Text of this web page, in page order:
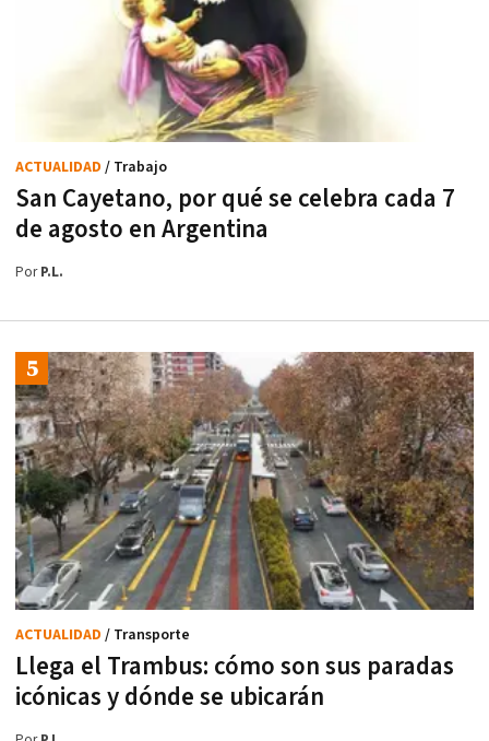
San Cayetano, por qué se celebra cada 7
de agosto en Argentina
ACTUALIDAD / Trabajo
PorP.L.
Llega el Trambus: cómo son sus paradas
icónicas y dónde se ubicarán
ACTUALIDAD / Transporte